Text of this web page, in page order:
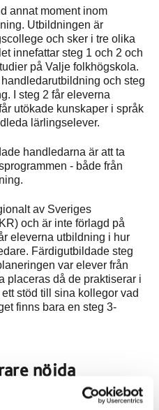
annat moment inom
Utbildningen är
och sker i tre olika
innefattar steg 1 och 2 och
på Valje folkhögskola.
och steg
I steg 2 får eleverna
utökade kunskaper i språk
lärlingselever.
handledarna är att ta
- både från
av Sveriges
och är inte förlagd på
eleverna utbildning i hur
Färdigutbildade steg
var elever från
placeras då de praktiserar i
stöd till sina kollegor vad
finns bara en steg 3-
nöjda
som gått
att det var bra lärare som